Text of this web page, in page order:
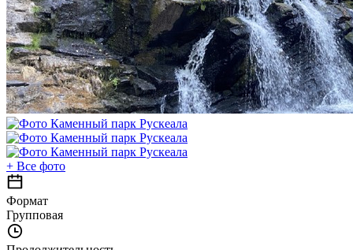
+ Все фото
Формат
Групповая